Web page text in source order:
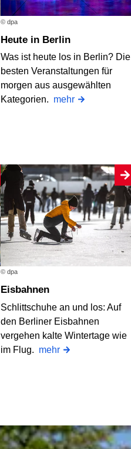
© dpa
Heute in Berlin
Was ist heute los in Berlin? Die
besten Veranstaltungen für
morgen aus ausgewählten
Kategorien. mehr
© dpa
Eisbahnen
Schlittschuhe an und los: Auf
den Berliner Eisbahnen
vergehen kalte Wintertage wie
im Flug. mehr